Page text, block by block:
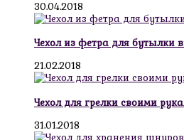
30.04.2018
Чехол из фетра для бутылки
21.02.2018
Чехол для грелки своими
31.01.2018